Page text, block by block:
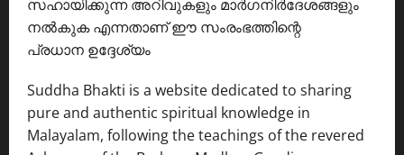
സഹായിക്കുന്ന അറിവുകളും മാർഗനിർദേശങ്ങളും
നൽകുക എന്നതാണ് ഈ സംരംഭത്തിന്റെ
പ്രധാന ഉദ്ദേശ്യം
Suddha Bhakti is a website dedicated to sharing
pure and authentic spiritual knowledge in
Malayalam, following the teachings of the revered